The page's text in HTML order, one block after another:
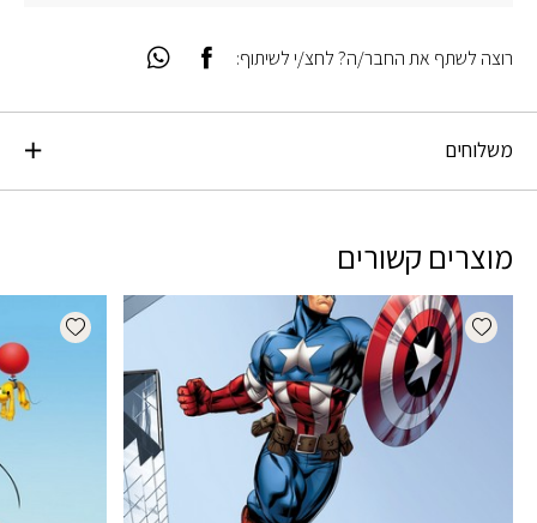
משלוחים
רוצה לשתף את החבר/ה? לחצ/י לשיתוף:
מוצרים קשורים
Add wishlist
wishlist